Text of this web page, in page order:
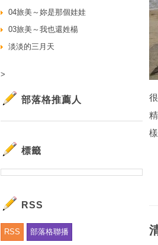
04旅美～妳是那個娃娃
03旅美～我也還姓楊
淡淡的三月天
>
部落格推薦人
標籤
RSS
RSS 部落格聯播